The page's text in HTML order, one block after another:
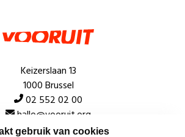
gebruik van cookies
Keizerslaan 13
1000 Brussel
02 552 02 00
hallo@vooruit.org